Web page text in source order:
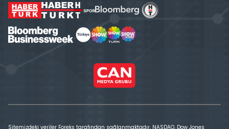
Sitemizdeki veriler Foreks tarafından sağlanmaktadır. NASDAQ, Dow Jones